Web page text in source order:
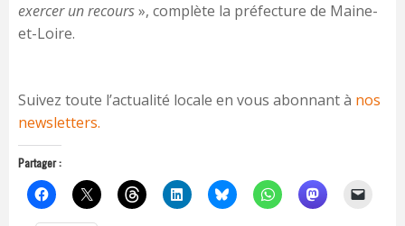
exercer un recours», complète la préfecture de Maine-
et-Loire.
Suivez toute l’actualité locale en vous abonnant à nos
newsletters.
Partager :